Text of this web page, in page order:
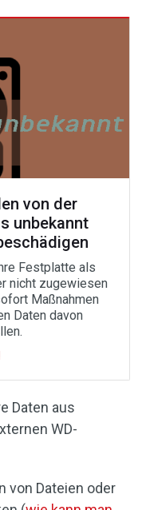
von der
unbekannt
Festplatte als
nicht zugewiesen
Maßnahmen
Daten davon
Daten aus
WD-
von Dateien oder